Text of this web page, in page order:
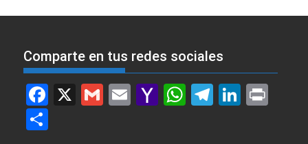
Comparte en tus redes sociales
F X G E Y W T Li